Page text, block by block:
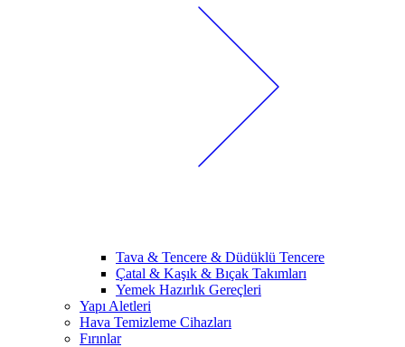
Tava & Tencere & Düdüklü Tencere
Çatal & Kaşık & Bıçak Takımları
Yemek Hazırlık Gereçleri
Yapı Aletleri
Hava Temizleme Cihazları
Fırınlar